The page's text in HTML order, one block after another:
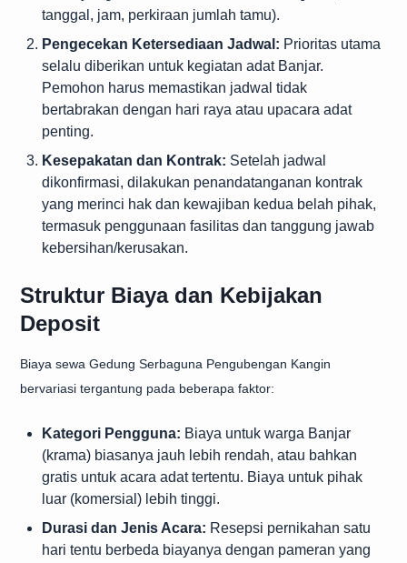
tanggal, jam, perkiraan jumlah tamu).
Pengecekan Ketersediaan Jadwal: Prioritas utama
selalu diberikan untuk kegiatan adat Banjar.
Pemohon harus memastikan jadwal tidak
bertabrakan dengan hari raya atau upacara adat
penting.
Kesepakatan dan Kontrak: Setelah jadwal
dikonfirmasi, dilakukan penandatanganan kontrak
yang merinci hak dan kewajiban kedua belah pihak,
termasuk penggunaan fasilitas dan tanggung jawab
kebersihan/kerusakan.
Struktur Biaya dan Kebijakan
Deposit
Biaya sewa Gedung Serbaguna Pengubengan Kangin
bervariasi tergantung pada beberapa faktor:
Kategori Pengguna: Biaya untuk warga Banjar
(krama) biasanya jauh lebih rendah, atau bahkan
gratis untuk acara adat tertentu. Biaya untuk pihak
luar (komersial) lebih tinggi.
Durasi dan Jenis Acara: Resepsi pernikahan satu
hari tentu berbeda biayanya dengan pameran yang